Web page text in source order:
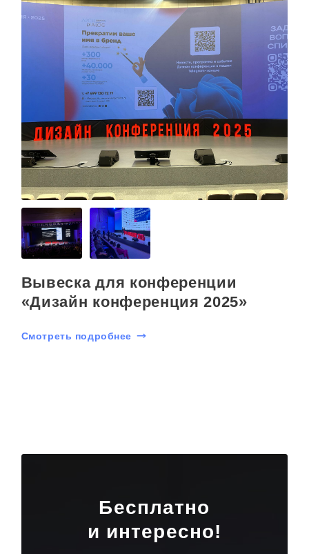
Вывеска для конференции
«Дизайн конференция 2025»
Смотреть подробнее
Бесплатно
и интересно!